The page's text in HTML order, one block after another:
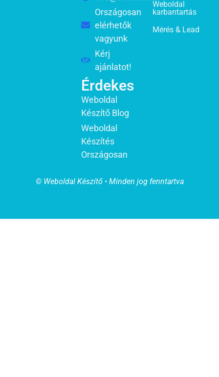
Országosan
elérhetők
vagyunk
Kérj
ajánlatot!
Érdekes
Weboldal
Készítő Blog
Weboldal
Készítés
Országosan
Weboldal
karbantartás
Mérés & Lead
© Weboldal Készítő • Minden jog fenntartva